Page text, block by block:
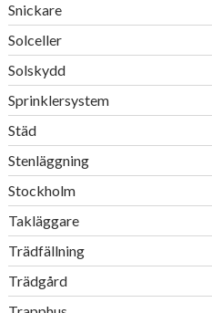
Snickare
Solceller
Solskydd
Sprinklersystem
Städ
Stenläggning
Stockholm
Takläggare
Trädfällning
Trädgård